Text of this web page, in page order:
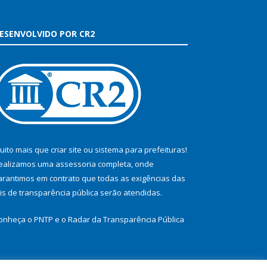
POR CR2
mais que criar site ou sistema para prefeituras!
uma assessoria completa, onde
em contrato que todas as exigências das
de transparência pública serão atendidas.
o PNTP e o Radar da Transparência Pública